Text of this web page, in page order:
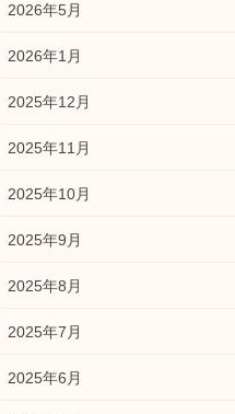
2026年5月
2026年1月
2025年12月
2025年11月
2025年10月
2025年9月
2025年8月
2025年7月
2025年6月